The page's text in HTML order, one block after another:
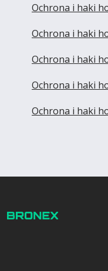
Ochrona i haki
Ochrona i haki
Ochrona i haki
Ochrona i haki
Ochrona i haki